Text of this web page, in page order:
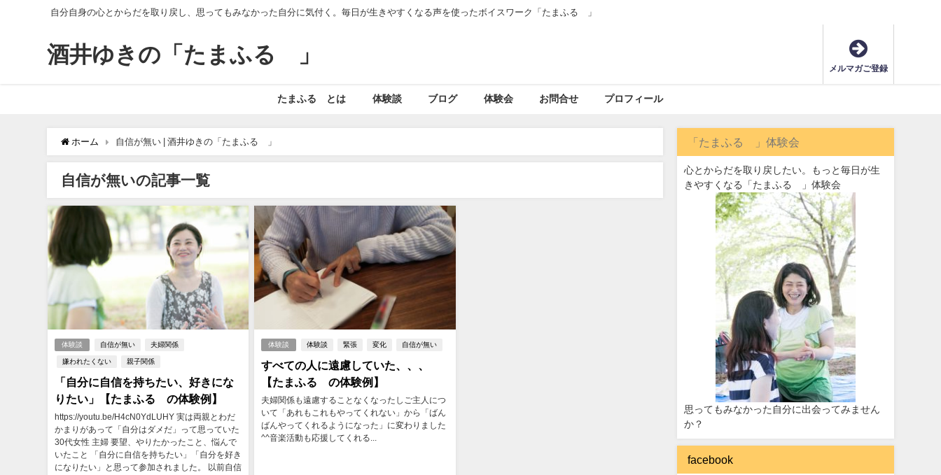
自分自身の心とからだを取り戻し、思ってもみなかった自分に気付く。毎日が生きやすくなる声を使ったボイスワーク「たまふる®」
酒井ゆきの「たまふる®」
メルマガご登録
たまふる®とは 体験談 ブログ 体験会 お問合せ プロフィール
ホーム 自信が無い | 酒井ゆきの「たまふる®」
自信が無いの記事一覧
体験談 自信が無い 夫婦関係
嫌われたくない 親子関係
「自分に自信を持ちたい、好きにな
りたい」【たまふる®の体験例】
https://youtu.be/H4cN0YdLUHY 実は両親とわだ
かまりがあって「自分はダメだ」って思っていた
30代女性 主婦 要望、やりたかったこと、悩んで
いたこと 「自分に自信を持ちたい」「自分を好き
になりたい」と思って参加されました。 以前自信
体験談 体験談 緊張 変化 自信が無い
すべての人に遠慮していた、、、
【たまふる®の体験例】
夫婦関係も遠慮することなくなったしご主人につ
いて「あれもこれもやってくれない」から「ばん
ばんやってくれるようになった」に変わりました
^^音楽活動も応援してくれる...
「たまふる®」体験会
心とからだを取り戻したい。もっと毎日が生
きやすくなる「たまふる®」体験会
思ってもみなかった自分に出会ってみません
か？
facebook